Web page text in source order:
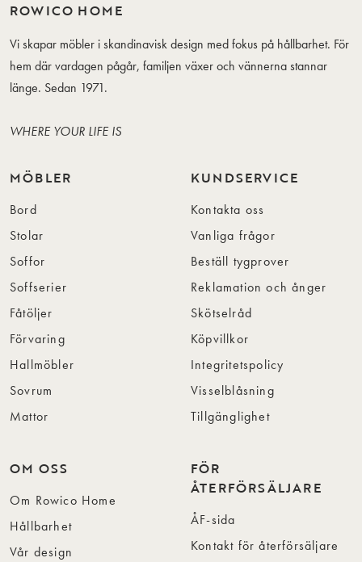
ROWICO HOME
Vi skapar möbler i skandinavisk design med fokus på hållbarhet. För
hem där vardagen pågår, familjen växer och vännerna stannar
länge. Sedan 1971.
WHERE YOUR LIFE IS
MÖBLER
Bord
Stolar
Soffor
Soffserier
Fåtöljer
Förvaring
Hallmöbler
Sovrum
Mattor
KUNDSERVICE
Kontakta oss
Vanliga frågor
Beställ tygprover
Reklamation och ånger
Skötselråd
Köpvillkor
Integritetspolicy
Visselblåsning
Tillgänglighet
OM OSS
Om Rowico Home
Hållbarhet
Vår design
FÖR
ÅTERFÖRSÄLJARE
ÅF-sida
Kontakt för återförsäljare